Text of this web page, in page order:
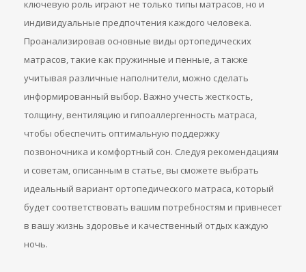
ключевую роль играют не только типы матрасов, но и
индивидуальные предпочтения каждого человека.
Проанализировав основные виды ортопедических
матрасов, такие как пружинные и пенные, а также
учитывая различные наполнители, можно сделать
информированный выбор. Важно учесть жесткость,
толщину, вентиляцию и гипоаллергенность матраса,
чтобы обеспечить оптимальную поддержку
позвоночника и комфортный сон. Следуя рекомендациям
и советам, описанным в статье, вы сможете выбрать
идеальный вариант ортопедического матраса, который
будет соответствовать вашим потребностям и привнесет
в вашу жизнь здоровье и качественный отдых каждую
ночь.